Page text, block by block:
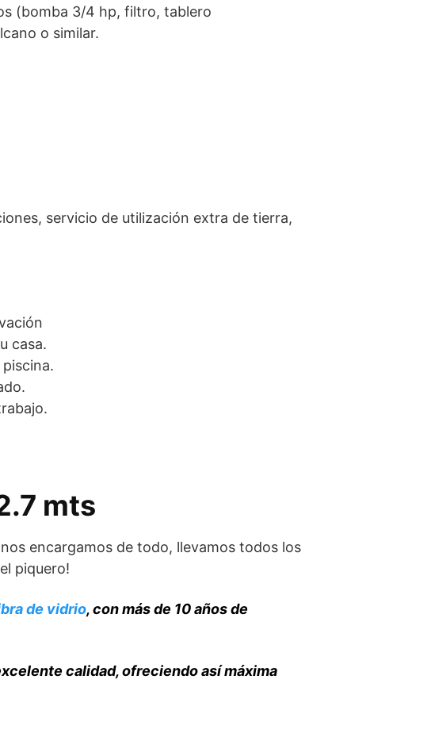
(bomba 3/4 hp, filtro, tablero
o similar.
servicio de utilización extra de tierra,
casa.
mts
encargamos de todo, llevamos todos los
piquero!
de vidrio, con más de 10 años de
calidad, ofreciendo así máxima